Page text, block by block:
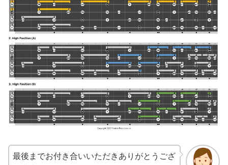
最後までお付き合いいただきありがとうござ